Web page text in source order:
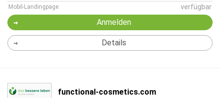
Mobil-Landingpage verfügbar
Anmelden
Details
functional-cosmetics.com